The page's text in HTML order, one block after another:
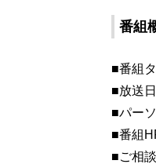
番組
■番組
■放送
■パー
■番組
■ご相